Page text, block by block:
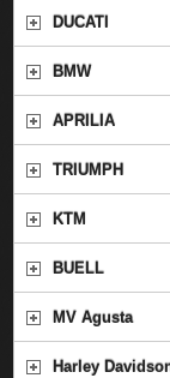
DUCATI
BMW
APRILIA
TRIUMPH
KTM
BUELL
MV Agusta
Harley